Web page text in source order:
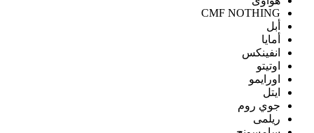
CMF NOTHING
أبل
أمايا
انفينكس
اوتيتو
اورايمو
ايتل
جوي روم
ريلمى